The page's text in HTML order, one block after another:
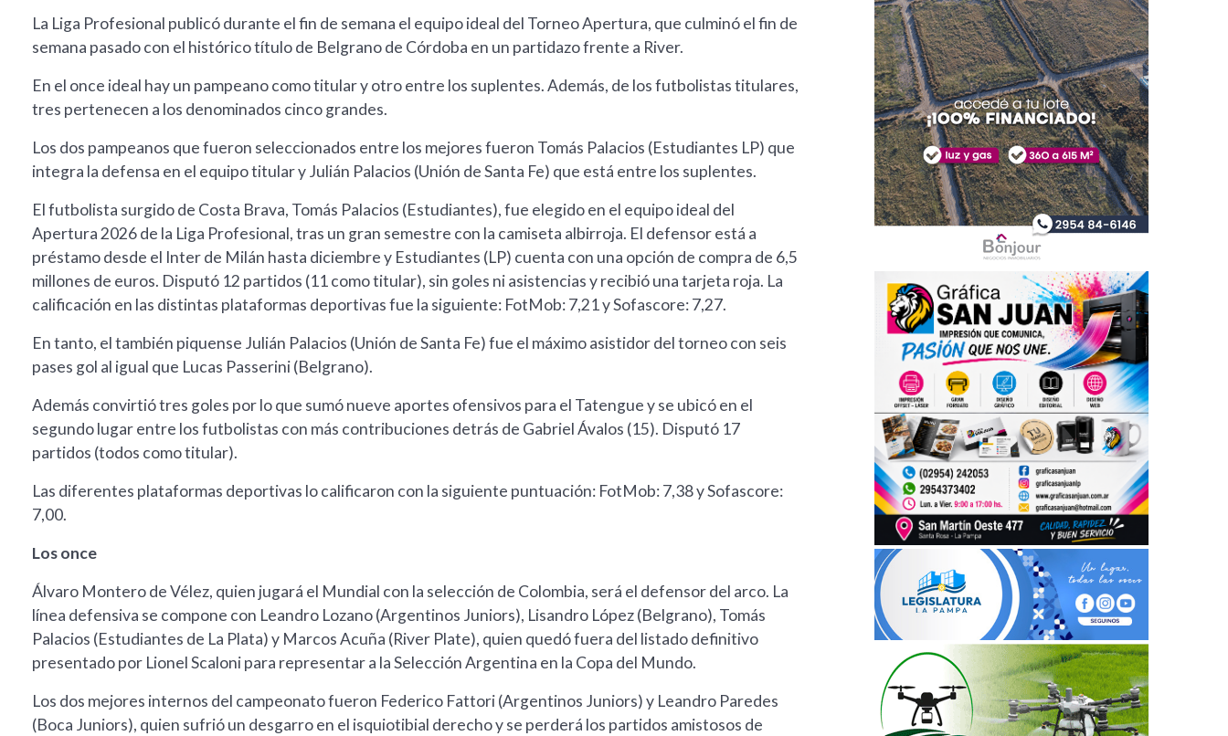
La Liga Profesional publicó durante el fin de semana el equipo ideal del Torneo Apertura, que culminó el fin de
semana pasado con el histórico título de Belgrano de Córdoba en un partidazo frente a River.
En el once ideal hay un pampeano como titular y otro entre los suplentes. Además, de los futbolistas titulares,
tres pertenecen a los denominados cinco grandes.
Los dos pampeanos que fueron seleccionados entre los mejores fueron Tomás Palacios (Estudiantes LP) que
integra la defensa en el equipo titular y Julián Palacios (Unión de Santa Fe) que está entre los suplentes.
El futbolista surgido de Costa Brava, Tomás Palacios (Estudiantes), fue elegido en el equipo ideal del
Apertura 2026 de la Liga Profesional, tras un gran semestre con la camiseta albirroja. El defensor está a
préstamo desde el Inter de Milán hasta diciembre y Estudiantes (LP) cuenta con una opción de compra de 6,5
millones de euros. Disputó 12 partidos (11 como titular), sin goles ni asistencias y recibió una tarjeta roja. La
calificación en las distintas plataformas deportivas fue la siguiente: FotMob: 7,21 y Sofascore: 7,27.
En tanto, el también piquense Julián Palacios (Unión de Santa Fe) fue el máximo asistidor del torneo con seis
pases gol al igual que Lucas Passerini (Belgrano).
Además convirtió tres goles por lo que sumó nueve aportes ofensivos para el Tatengue y se ubicó en el
segundo lugar entre los futbolistas con más contribuciones detrás de Gabriel Ávalos (15). Disputó 17
partidos (todos como titular).
Las diferentes plataformas deportivas lo calificaron con la siguiente puntuación: FotMob: 7,38 y Sofascore:
7,00.
Los once
Álvaro Montero de Vélez, quien jugará el Mundial con la selección de Colombia, será el defensor del arco. La
línea defensiva se compone con Leandro Lozano (Argentinos Juniors), Lisandro López (Belgrano), Tomás
Palacios (Estudiantes de La Plata) y Marcos Acuña (River Plate), quien quedó fuera del listado definitivo
presentado por Lionel Scaloni para representar a la Selección Argentina en la Copa del Mundo.
Los dos mejores internos del campeonato fueron Federico Fattori (Argentinos Juniors) y Leandro Paredes
(Boca Juniors), quien sufrió un desgarro en el isquiotibial derecho y se perderá los partidos amistosos de